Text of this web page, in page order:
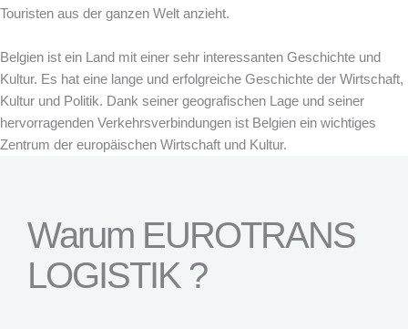
Touristen aus der ganzen Welt anzieht.
Belgien ist ein Land mit einer sehr interessanten Geschichte und
Kultur. Es hat eine lange und erfolgreiche Geschichte der Wirtschaft,
Kultur und Politik. Dank seiner geografischen Lage und seiner
hervorragenden Verkehrsverbindungen ist Belgien ein wichtiges
Zentrum der europäischen Wirtschaft und Kultur.
Warum EUROTRANS
LOGISTIK ?